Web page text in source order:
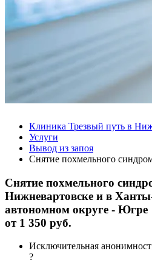
Клиника Трезвый путь в
Услуги
Вывод из запоя
Снятие похмельного
Снятие похмельного
Нижневартовске и в
автономном округе - Югре
от 1 350 руб.
Исключительная
?